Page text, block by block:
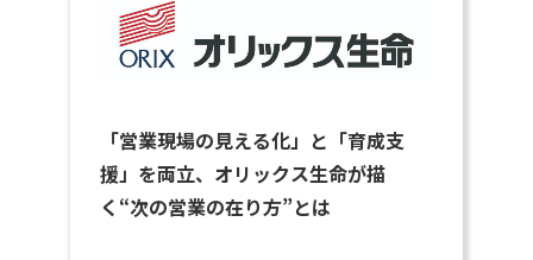
「営業現場の見える化」と「育成支
援」を両立、オリックス生命が描
く“次の営業の在り方”とは